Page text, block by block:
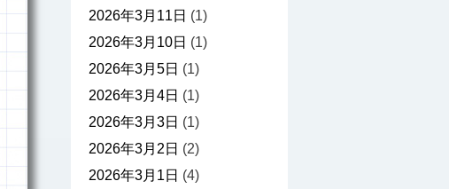
2026年3月11日 (1)
2026年3月10日 (1)
2026年3月5日 (1)
2026年3月4日 (1)
2026年3月3日 (1)
2026年3月2日 (2)
2026年3月1日 (4)